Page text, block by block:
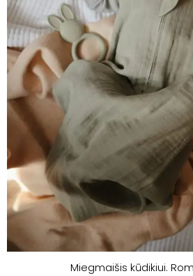
Miegmaišis kūdikiui.